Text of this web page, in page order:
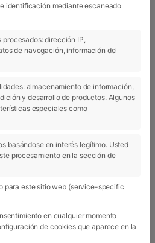
identificación mediante escaneado
dirección IP,
de navegación, información del
almacenamiento de información,
y desarrollo de productos. Algunos
especiales como
basándose en interés legítimo. Usted
procesamiento en la sección de
para este sitio web (service-specific
en cualquier momento
de cookies que aparece en la